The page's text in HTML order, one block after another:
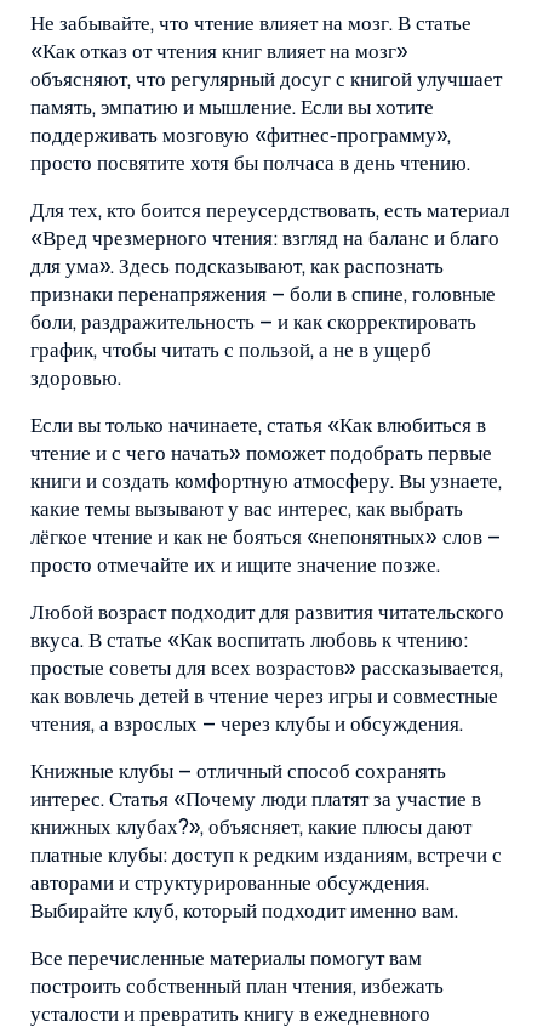
Не забывайте, что чтение влияет на мозг. В статье
«Как отказ от чтения книг влияет на мозг»
объясняют, что регулярный досуг с книгой улучшает
память, эмпатию и мышление. Если вы хотите
поддерживать мозговую «фитнес‑программу»,
просто посвятите хотя бы полчаса в день чтению.
Для тех, кто боится переусердствовать, есть материал
«Вред чрезмерного чтения: взгляд на баланс и благо
для ума». Здесь подсказывают, как распознать
признаки перенапряжения – боли в спине, головные
боли, раздражительность – и как скорректировать
график, чтобы читать с пользой, а не в ущерб
здоровью.
Если вы только начинаете, статья «Как влюбиться в
чтение и с чего начать» поможет подобрать первые
книги и создать комфортную атмосферу. Вы узнаете,
какие темы вызывают у вас интерес, как выбрать
лёгкое чтение и как не бояться «непонятных» слов –
просто отмечайте их и ищите значение позже.
Любой возраст подходит для развития читательского
вкуса. В статье «Как воспитать любовь к чтению:
простые советы для всех возрастов» рассказывается,
как вовлечь детей в чтение через игры и совместные
чтения, а взрослых – через клубы и обсуждения.
Книжные клубы – отличный способ сохранять
интерес. Статья «Почему люди платят за участие в
книжных клубах?», объясняет, какие плюсы дают
платные клубы: доступ к редким изданиям, встречи с
авторами и структурированные обсуждения.
Выбирайте клуб, который подходит именно вам.
Все перечисленные материалы помогут вам
построить собственный план чтения, избежать
усталости и превратить книгу в ежедневного